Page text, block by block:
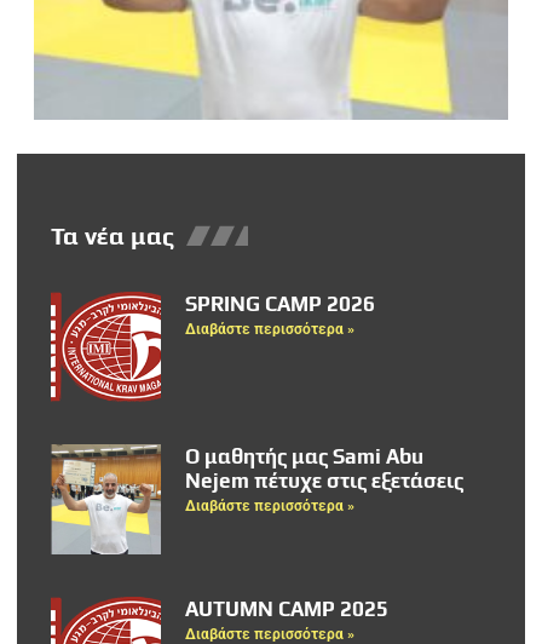
Τα νέα μας
SPRING CAMP 2026
Διαβάστε περισσότερα »
Ο μαθητής μας Sami Abu
Nejem πέτυχε στις εξετάσεις
Διαβάστε περισσότερα »
AUTUMN CAMP 2025
Διαβάστε περισσότερα »